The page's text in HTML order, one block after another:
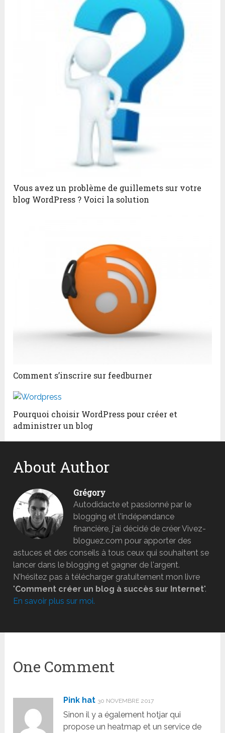
Vous avez un problème de guillemets sur votre
blog WordPress ? Voici la solution
Comment s’inscrire sur feedburner
Pourquoi choisir WordPress pour créer et
administrer un blog
About Author
Grégory
Autodidacte et passionné par le
blogging et l'indépendance
financière, j'ai décidé de créer Vivez-
bloguez.com pour apporter des
astuces et des conseils à tous ceux qui souhaitent se
lancer dans le blogging et gagner de l'argent.
N'hésitez pas à télécharger gratuitement mon livre
"Comment créer un blog à succès sur Internet".
En savoir plus sur moi.
One Comment
Pink hat 30 NOVEMBRE 2017
Sinon il y a également hotjar qui
propose un heatmap et un service de